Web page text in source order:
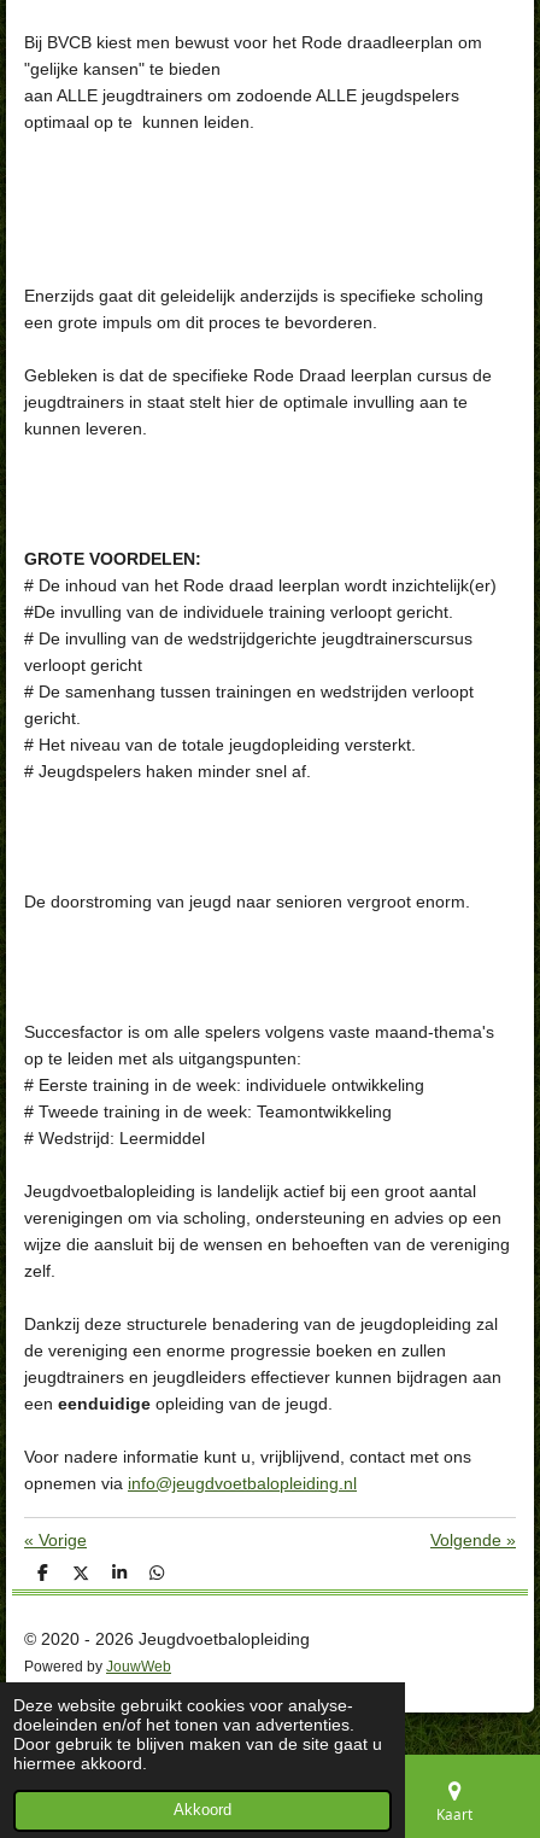
Deze website gebruikt cookies voor analyse-
doeleinden en/of het tonen van advertenties.
Door gebruik te blijven maken van de site gaat u
hiermee akkoord.
Akkoord
Bij BVCB kiest men bewust voor het Rode draadleerplan om
"gelijke kansen" te bieden
aan ALLE jeugdtrainers om zodoende ALLE jeugdspelers
optimaal op te kunnen leiden.
Enerzijds gaat dit geleidelijk anderzijds is specifieke scholing
een grote impuls om dit proces te bevorderen.
Gebleken is dat de specifieke Rode Draad leerplan cursus de
jeugdtrainers in staat stelt hier de optimale invulling aan te
kunnen leveren.
GROTE VOORDELEN:
# De inhoud van het Rode draad leerplan wordt inzichtelijk(er)
#De invulling van de individuele training verloopt gericht.
# De invulling van de wedstrijdgerichte jeugdtrainerscursus
verloopt gericht
# De samenhang tussen trainingen en wedstrijden verloopt
gericht.
# Het niveau van de totale jeugdopleiding versterkt.
# Jeugdspelers haken minder snel af.
De doorstroming van jeugd naar senioren vergroot enorm.
Succesfactor is om alle spelers volgens vaste maand-thema's
op te leiden met als uitgangspunten:
# Eerste training in de week: individuele ontwikkeling
# Tweede training in de week: Teamontwikkeling
# Wedstrijd: Leermiddel
Jeugdvoetbalopleiding is landelijk actief bij een groot aantal
verenigingen om via scholing, ondersteuning en advies op een
wijze die aansluit bij de wensen en behoeften van de vereniging
zelf.
Dankzij deze structurele benadering van de jeugdopleiding zal
de vereniging een enorme progressie boeken en zullen
jeugdtrainers en jeugdleiders effectiever kunnen bijdragen aan
een eenduidige opleiding van de jeugd.
Voor nadere informatie kunt u, vrijblijvend, contact met ons
opnemen via info@jeugdvoetbalopleiding.nl
« Vorige Volgende »
D
e
e
n
D
e
S
h
r
e
D
e
n
© 2020 - 2026 Jeugdvoetbalopleiding
Powered by JouwWeb
Telefoonnummer Kaart